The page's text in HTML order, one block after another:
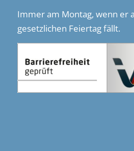
Immer am Montag, wenn er
gesetzlichen Feiertag fällt.